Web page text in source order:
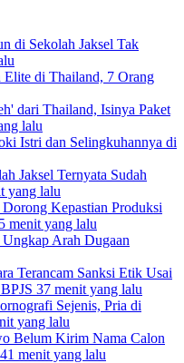
di Sekolah Jaksel Tak
Elite di Thailand, 7 Orang
dari Thailand, Isinya Paket
lalu
Istri dan Selingkuhannya di
Jaksel Ternyata Sudah
yang lalu
Kepastian Produksi
menit yang lalu
Arah Dugaan
Terancam Sanksi Etik Usai
37 menit yang lalu
Sejenis, Pria di
yang lalu
Belum Kirim Nama Calon
41 menit yang lalu